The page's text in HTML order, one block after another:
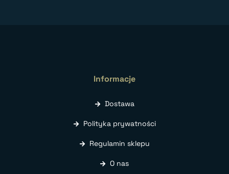
Informacje
Dostawa
Polityka prywatności
Regulamin sklepu
O nas